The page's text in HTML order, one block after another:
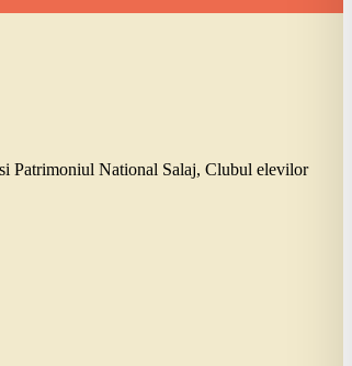
Patrimoniul National Salaj, Clubul elevilor